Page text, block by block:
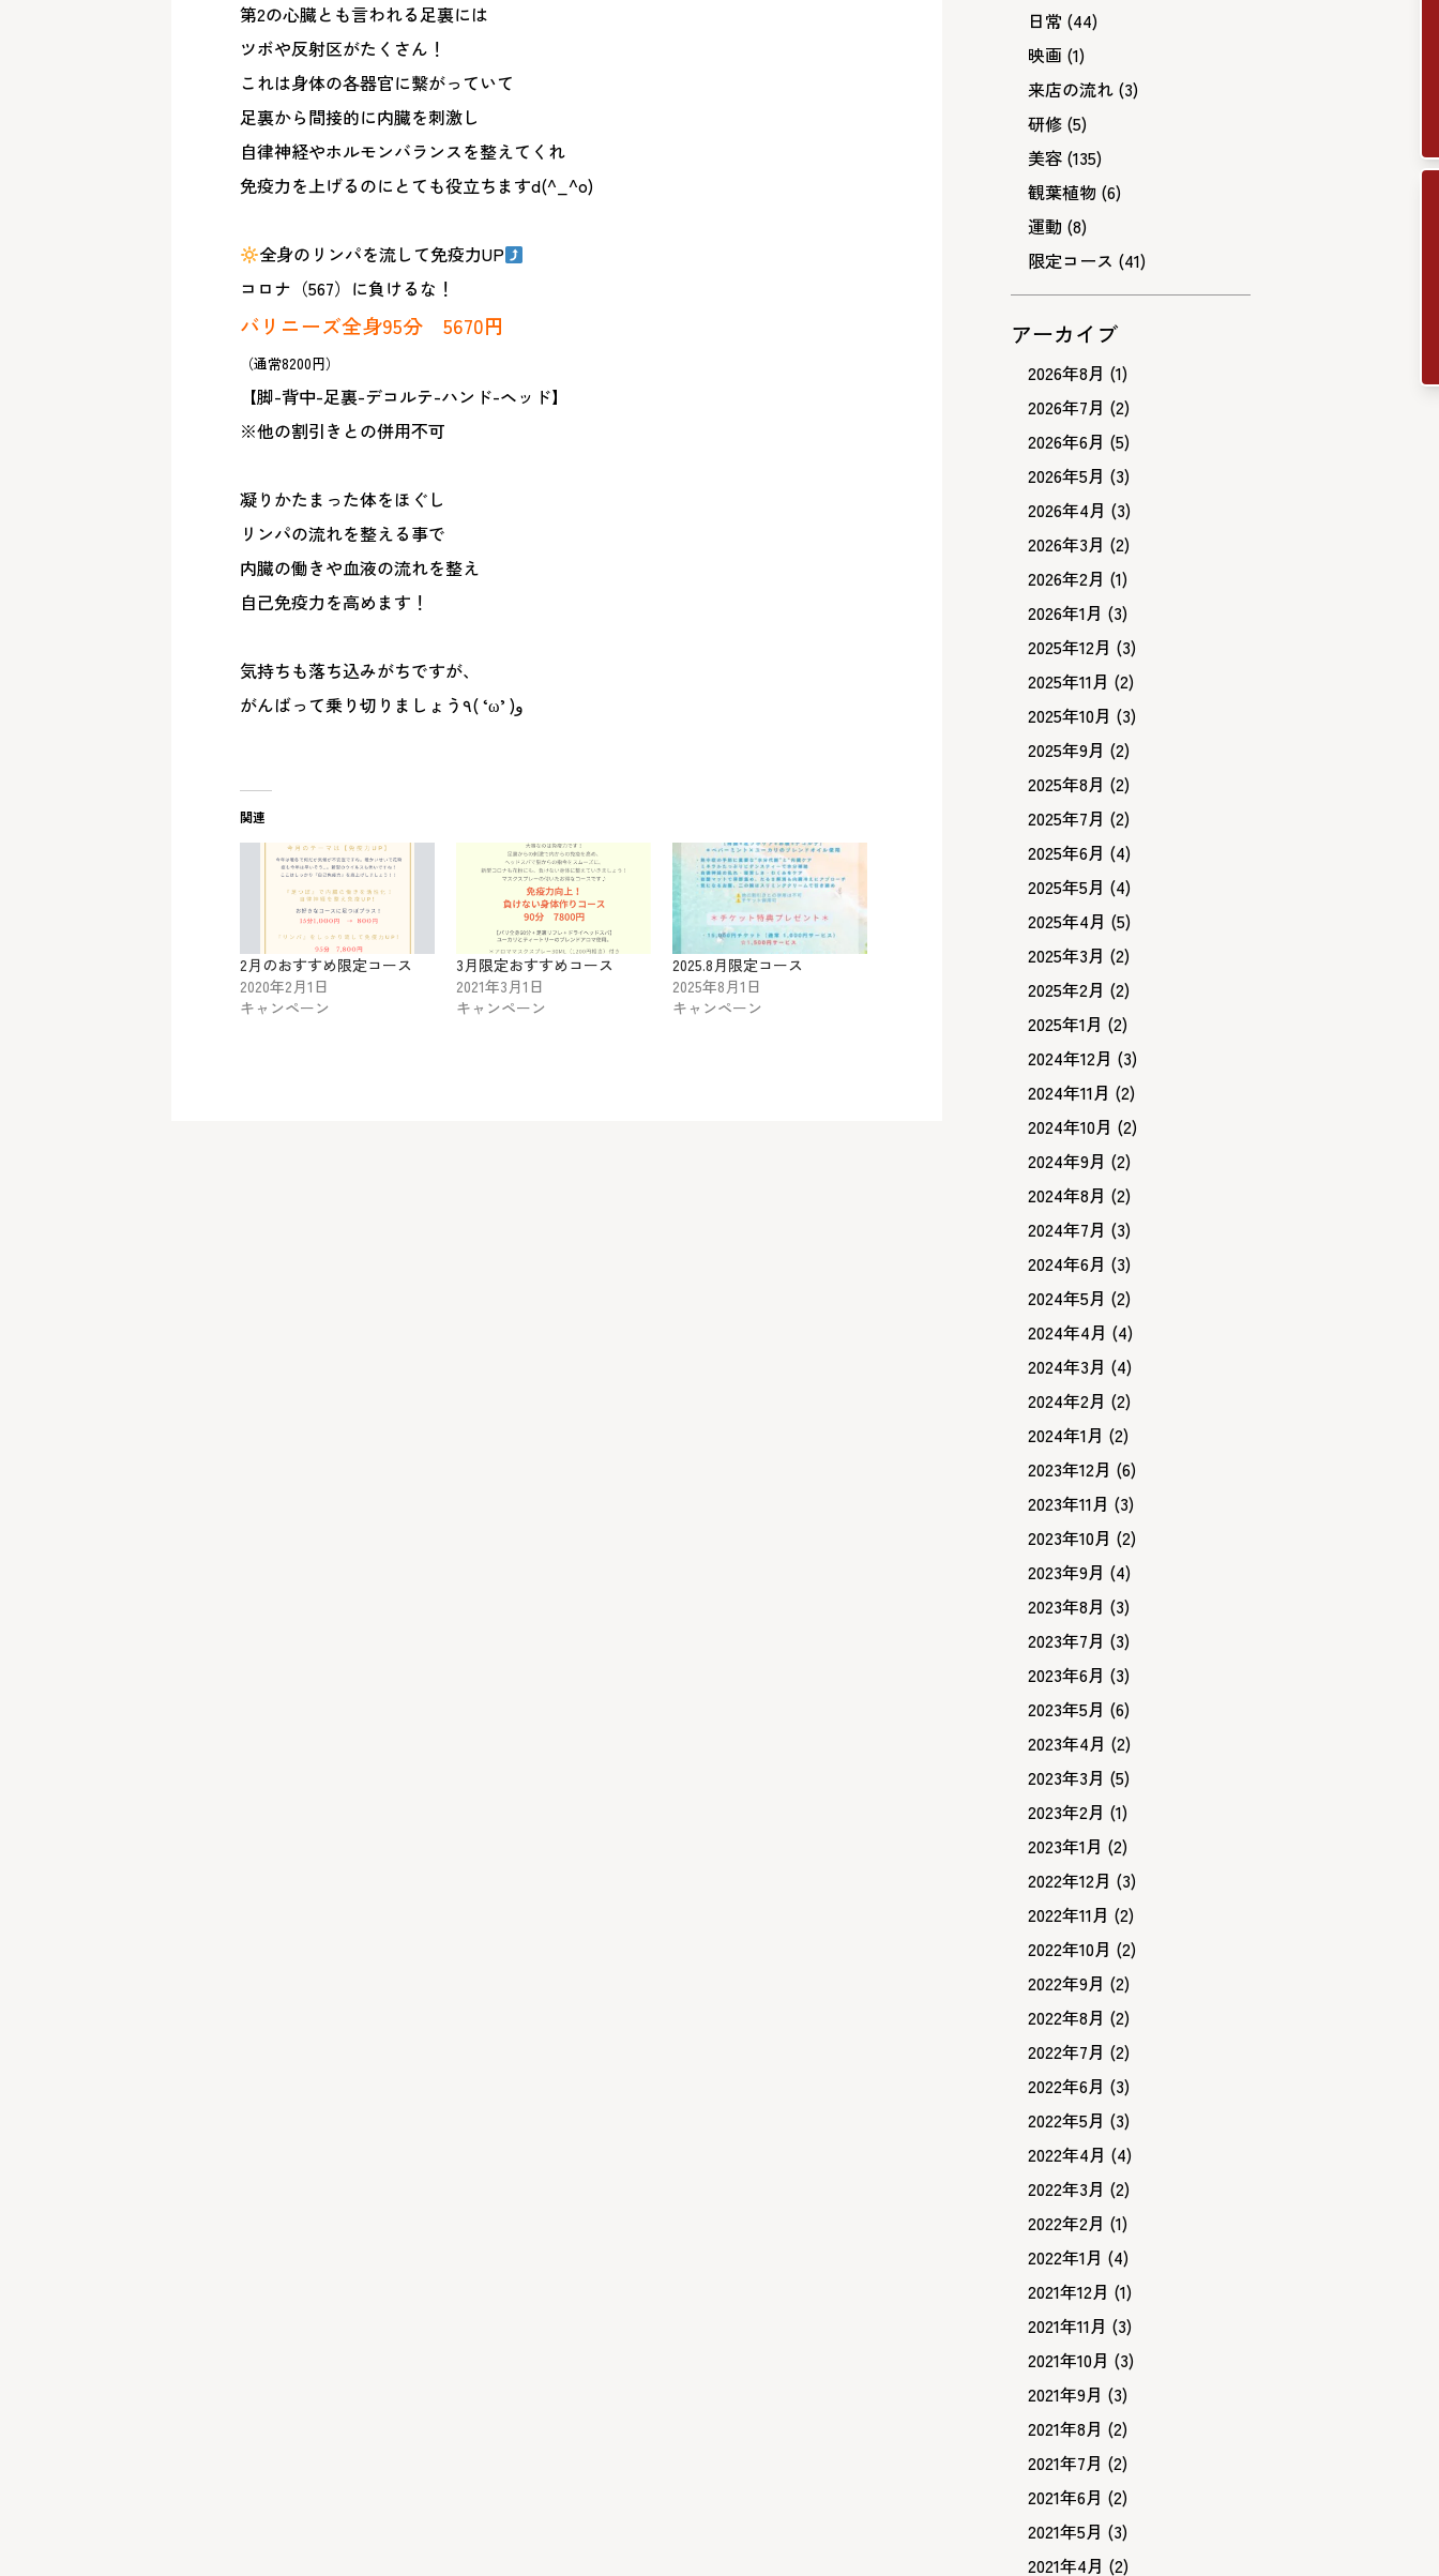
第2の心臓とも言われる足裏には
ツボや反射区がたくさん！
これは身体の各器官に繋がっていて
足裏から間接的に内臓を刺激し
自律神経やホルモンバランスを整えてくれ
免疫力を上げるのにとても役立ちますd(^_^o)
全身のリンパを流して免疫力UP
コロナ（567）に負けるな！
バリニーズ全身95分 5670円
（通常8200円）
【脚-背中-足裏-デコルテ-ハンド-ヘッド】
※他の割引きとの併用不可
凝りかたまった体をほぐし
リンパの流れを整える事で
内臓の働きや血液の流れを整え
自己免疫力を高めます！
気持ちも落ち込みがちですが、
がんばって乗り切りましょう٩( ‘ω’ )و
関連
2月のおすすめ限定コース
2020年2月1日
キャンペーン
3月限定おすすめコース
2021年3月1日
キャンペーン
2025.8月限定コース
2025年8月1日
キャンペーン
日常 (44)
映画 (1)
来店の流れ (3)
研修 (5)
美容 (135)
観葉植物 (6)
運動 (8)
限定コース (41)
アーカイブ
2026年8月 (1)
2026年7月 (2)
2026年6月 (5)
2026年5月 (3)
2026年4月 (3)
2026年3月 (2)
2026年2月 (1)
2026年1月 (3)
2025年12月 (3)
2025年11月 (2)
2025年10月 (3)
2025年9月 (2)
2025年8月 (2)
2025年7月 (2)
2025年6月 (4)
2025年5月 (4)
2025年4月 (5)
2025年3月 (2)
2025年2月 (2)
2025年1月 (2)
2024年12月 (3)
2024年11月 (2)
2024年10月 (2)
2024年9月 (2)
2024年8月 (2)
2024年7月 (3)
2024年6月 (3)
2024年5月 (2)
2024年4月 (4)
2024年3月 (4)
2024年2月 (2)
2024年1月 (2)
2023年12月 (6)
2023年11月 (3)
2023年10月 (2)
2023年9月 (4)
2023年8月 (3)
2023年7月 (3)
2023年6月 (3)
2023年5月 (6)
2023年4月 (2)
2023年3月 (5)
2023年2月 (1)
2023年1月 (2)
2022年12月 (3)
2022年11月 (2)
2022年10月 (2)
2022年9月 (2)
2022年8月 (2)
2022年7月 (2)
2022年6月 (3)
2022年5月 (3)
2022年4月 (4)
2022年3月 (2)
2022年2月 (1)
2022年1月 (4)
2021年12月 (1)
2021年11月 (3)
2021年10月 (3)
2021年9月 (3)
2021年8月 (2)
2021年7月 (2)
2021年6月 (2)
2021年5月 (3)
2021年4月 (2)